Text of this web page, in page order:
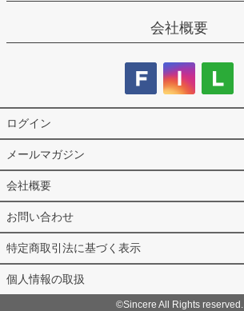
会社概要
ログイン
メールマガジン
会社概要
お問い合わせ
特定商取引法に基づく表示
個人情報の取扱
©Sincere All Rights reserved.